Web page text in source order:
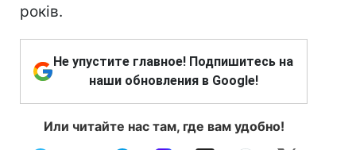
років.
Не упустите главное! Подпишитесь на
наши обновления в Google!
Или читайте нас там, где вам удобно!